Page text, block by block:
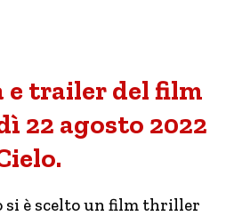
e trailer del film
22 agosto 2022
si è scelto un film thriller